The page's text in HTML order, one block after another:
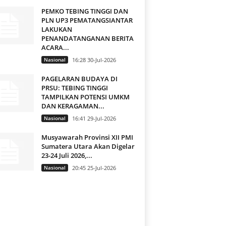
PEMKO TEBING TINGGI DAN
PLN UP3 PEMATANGSIANTAR
LAKUKAN
PENANDATANGANAN BERITA
ACARA...
Nasional 16:28 30-Jul-2026
PAGELARAN BUDAYA DI
PRSU: TEBING TINGGI
TAMPILKAN POTENSI UMKM
DAN KERAGAMAN...
Nasional 16:41 29-Jul-2026
Musyawarah Provinsi XII PMI
Sumatera Utara Akan Digelar
23-24 Juli 2026,...
Nasional 20:45 25-Jul-2026